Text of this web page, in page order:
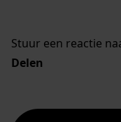
Stuur een reactie
Delen